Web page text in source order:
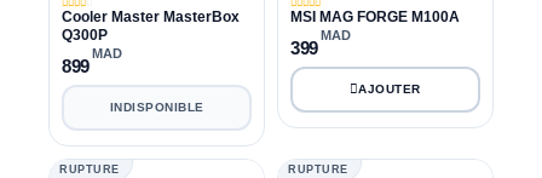
Cooler Master MasterBox
Q300P
899
MAD
INDISPONIBLE
MSI MAG FORGE M100A
399
MAD
RUPTURE RUPTURE